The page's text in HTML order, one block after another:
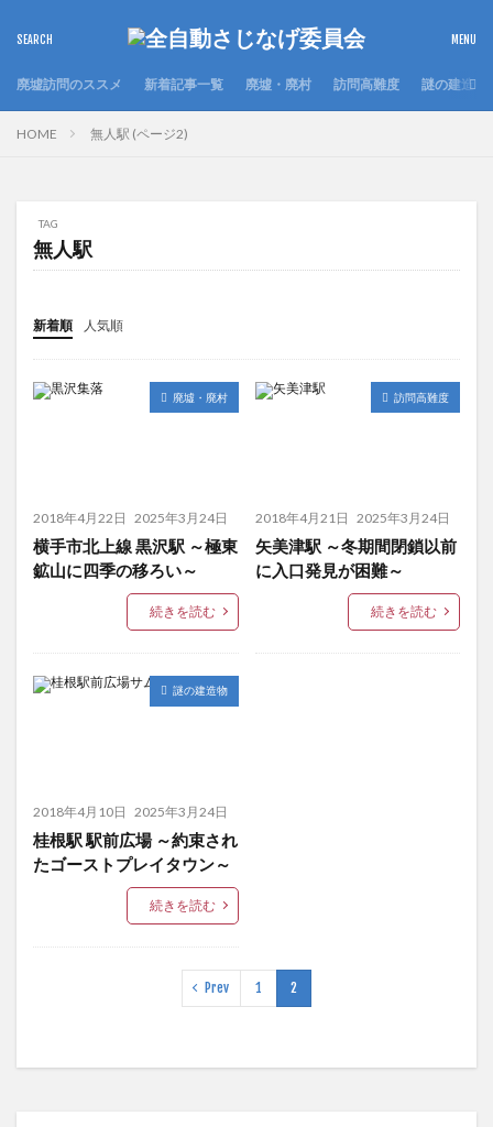
廃墟訪問のススメ 新着記事一覧 廃墟・廃村 訪問高難度 謎の建造物
HOME 無人駅 (ページ2)
TAG
無人駅
新着順 人気順
廃墟・廃村
2018年4月22日 2025年3月24日
横手市北上線 黒沢駅 ～極東
鉱山に四季の移ろい～
続きを読む
訪問高難度
2018年4月21日 2025年3月24日
矢美津駅 ～冬期間閉鎖以前
に入口発見が困難～
続きを読む
謎の建造物
2018年4月10日 2025年3月24日
桂根駅 駅前広場 ～約束され
たゴーストプレイタウン～
続きを読む
Prev 1 2